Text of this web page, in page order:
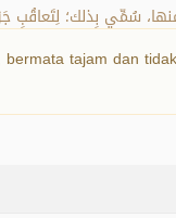
سُمِّي بِذلك؛ لِتَعاقُبِ
tajam dan